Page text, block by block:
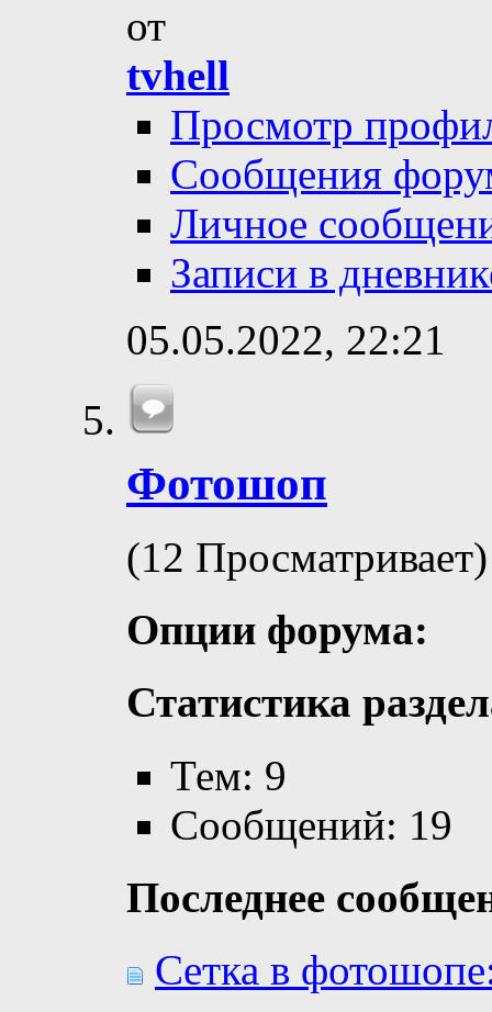
от
tvhell
Просмотр
Сообщения
Личное
Записи в
05.05.2022, 22:21
Фотошоп
(12 Просматривает)
Опции форума:
Статистика
Тем: 9
Сообщений: 19
Последнее
Сетка в